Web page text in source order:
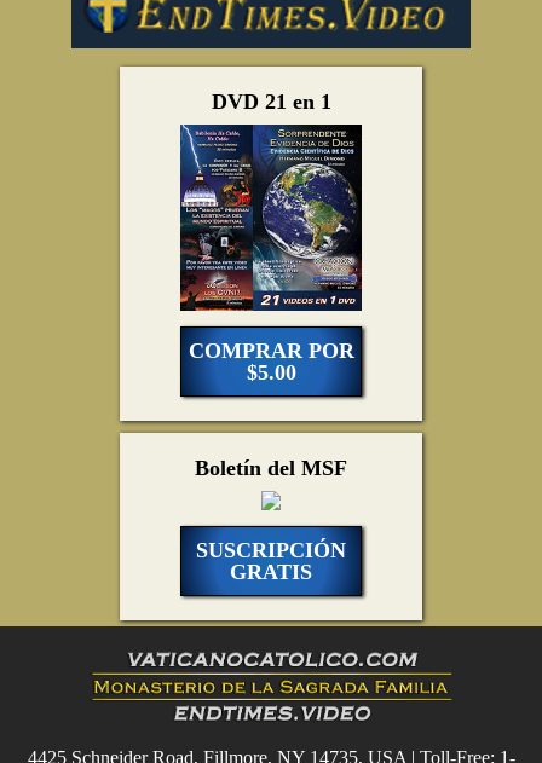
DVD 21 en 1
COMPRAR POR
$5.00
Boletín del MSF
SUSCRIPCIÓN
GRATIS
4425 Schneider Road, Fillmore, NY 14735, USA | Toll-Free: 1-